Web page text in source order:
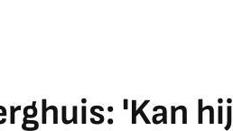
'Kan hij